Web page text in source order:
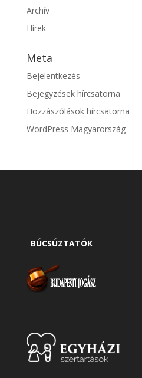
Archív
Hírek
Meta
Bejelentkezés
Bejegyzések hírcsatorna
Hozzászólások hírcsatorna
WordPress Magyarország
BÚCSÚZTATÓK